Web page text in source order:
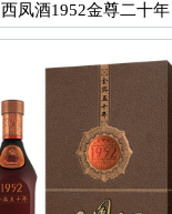
西凤酒1952金尊二十年